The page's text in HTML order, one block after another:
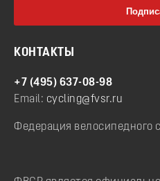
КОНТАКТЫ
+7 (495) 637-08-98
Email: cycling@fvsr.ru
Федерация велосипедного